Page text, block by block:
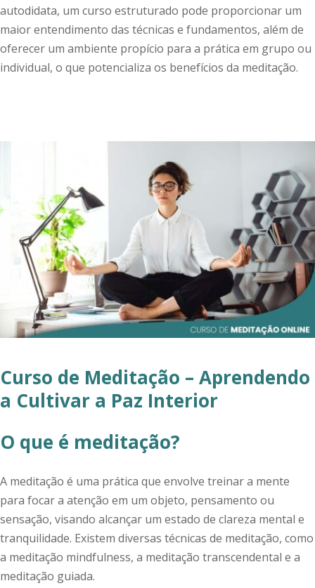
autodidata, um curso estruturado pode proporcionar um
maior entendimento das técnicas e fundamentos, além de
oferecer um ambiente propício para a prática em grupo ou
individual, o que potencializa os benefícios da meditação.
Curso de Meditação – Aprendendo
a Cultivar a Paz Interior
O que é meditação?
A meditação é uma prática que envolve treinar a mente
para focar a atenção em um objeto, pensamento ou
sensação, visando alcançar um estado de clareza mental e
tranquilidade. Existem diversas técnicas de meditação, como
a meditação mindfulness, a meditação transcendental e a
meditação guiada.